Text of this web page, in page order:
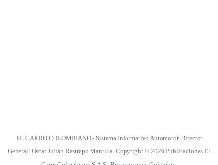
EL CARRO COLOMBIANO - Sistema Informativo Automotor. Director
General: Óscar Julián Restrepo Mantilla. Copyright © 2026 Publicaciones El